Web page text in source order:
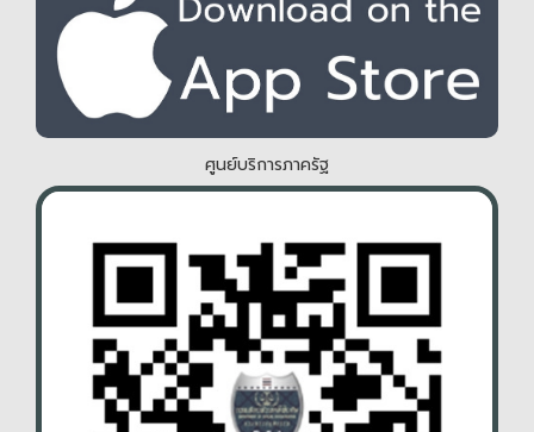
ศูนย์บริการภาครัฐ